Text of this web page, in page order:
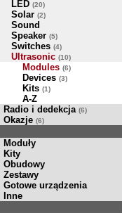
LED (20)
Solar (2)
Sound
Speaker (5)
Switches (4)
Ultrasonic (10)
Modules (6)
Devices (3)
Kits (1)
A-Z
Radio i dedekcja (6)
Okazje (6)
Moduły
Kity
Obudowy
Zestawy
Gotowe urządzenia
Inne